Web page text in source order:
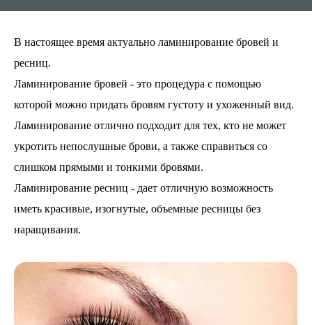
В настоящее время актуально ламинирование бровей и
ресниц.
Ламинирование бровей - это процедура с помощью
которой можно придать бровям густоту и ухоженный вид.
Ламинирование отлично подходит для тех, кто не может
укротить непослушные брови, а также справиться со
слишком прямыми и тонкими бровями.
Ламинирование ресниц - дает отличную возможность
иметь красивые, изогнутые, объемные ресницы без
наращивания.